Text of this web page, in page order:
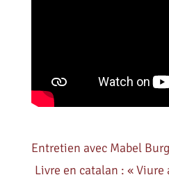
Entretien avec Mabel
Livre en catalan : « Viure